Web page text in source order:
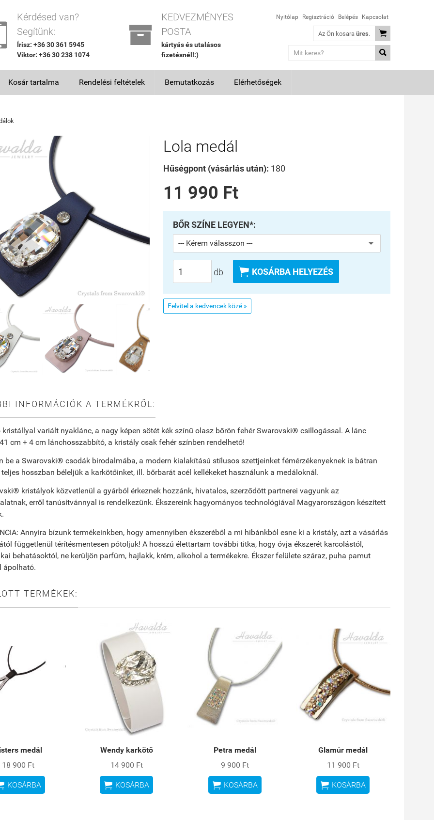
Kérdésed van?
Segítünk:
Írisz: +36 30 361 5945
Viktor: +36 30 238 1074

KEDVEZMÉNYES
POSTA
kártyás és utalásos
fizetésnél!:)
Nyitólap Regisztráció Belépés Kapcsolat
Az Ön kosara üres.


Kosár tartalma Rendelési feltételek Bemutatkozás Elérhetőségek
Lola medál
Hűségpont (vásárlás után): 180
11 990 Ft
BŐR SZÍNE LEGYEN*:
db  KOSÁRBA HELYEZÉS
Felvitel a kedvencek közé »
INFORMÁCIÓK A TERMÉKRŐL:
kristállyal variált nyaklánc, a nagy képen sötét kék színű olasz bőrön fehér Swarovski® csillogással. A lánc
cm + 4 cm lánchosszabbító, a kristály csak fehér színben rendelhető!
be a Swarovski® csodák birodalmába, a modern kialakítású stílusos szettjeinket fémérzékenyeknek is bátran
hosszban béleljük a karkötőinket, ill. bőrbarát acél kellékeket használunk a medáloknál.
kristályok közvetlenül a gyárból érkeznek hozzánk, hivatalos, szerződött partnerei vagyunk az
erről tanúsítvánnyal is rendelkezünk. Ékszereink hagyományos technológiával Magyarországon készített
Annyira bízunk termékeinkben, hogy amennyiben ékszeréből a mi hibánkból esne ki a kristály, azt a vásárlás
függetlenül térítésmentesen pótoljuk! A hosszú élettartam további titka, hogy óvja ékszerét karcolástól,
behatásoktól, ne kerüljön parfüm, hajlakk, krém, alkohol a termékekre. Ékszer felülete száraz, puha pamut
ápolható.
TERMÉKEK:
medál
18 900 Ft
KOSÁRBA
Wendy karkötő
14 900 Ft
 KOSÁRBA
Petra medál
9 900 Ft
 KOSÁRBA
Glamúr medál
11 900 Ft
 KOSÁRBA